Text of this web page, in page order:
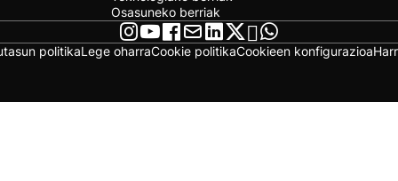
Osasuneko berriak
politikaLege oharraCookie politikaCookieen konfigurazioa